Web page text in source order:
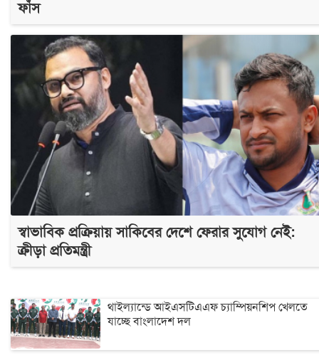
ফাঁস
স্বাভাবিক প্রক্রিয়ায় সাকিবের দেশে ফেরার সুযোগ নেই:
ক্রীড়া প্রতিমন্ত্রী
থাইল্যান্ডে আইএসটিএএফ চ্যাম্পিয়নশিপ খেলতে
যাচ্ছে বাংলাদেশ দল